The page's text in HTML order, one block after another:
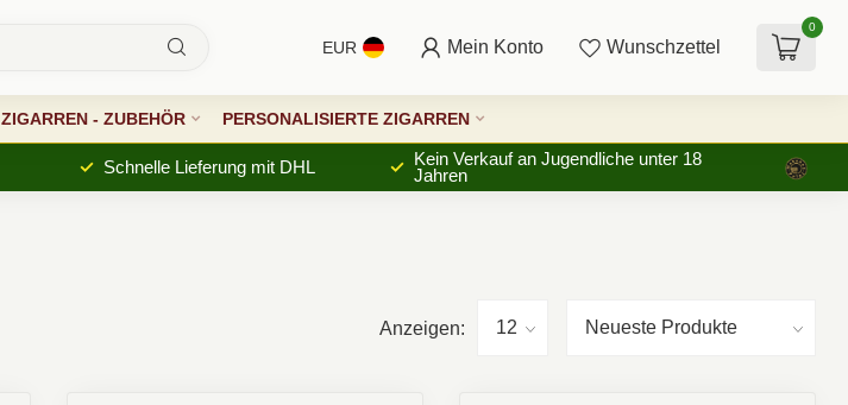
EUR Mein Konto Wunschzettel
0
ZIGARREN - ZUBEHÖR PERSONALISIERTE ZIGARREN
Schnelle Lieferung mit DHL
Kein Verkauf an Jugendliche unter 18
Jahren
Anzeigen: